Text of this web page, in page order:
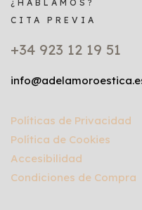
¿HABLAMOS?
CITA PREVIA
+34 923 12 19 51
Políticas de Privacidad
Política de Cookies
Accesibilidad
Condiciones de Compra